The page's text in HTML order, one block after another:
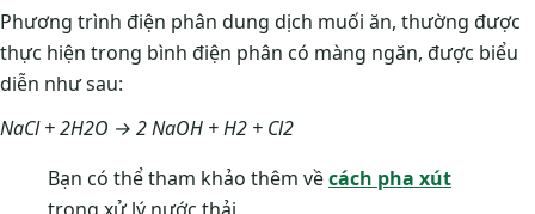
Phương trình điện phân dung dịch muối ăn, thường được
thực hiện trong bình điện phân có màng ngăn, được biểu
diễn như sau:
NaCl + 2H2O → 2 NaOH + H2 + Cl2
Bạn có thể tham khảo thêm vềcách pha xút